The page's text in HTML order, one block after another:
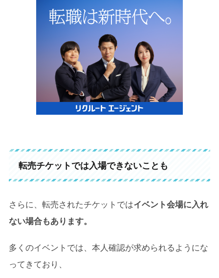
転売チケットでは入場できないことも
さらに、転売されたチケットではイベント会場に入れ
ない場合もあります。
多くのイベントでは、本人確認が求められるようにな
ってきており、